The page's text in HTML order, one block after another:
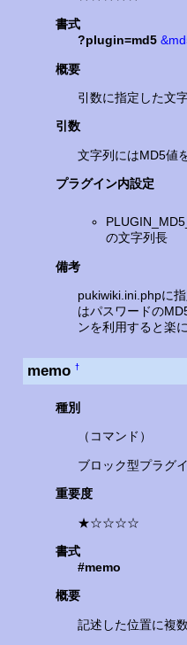
書式
?plugin=md5
概要
引数に指定した文
引数
文字列にはMD5値
プラグイン内設定
の文字列長
備考
pukiwiki.ini.phpに
はパスワードの
ンを利用すると楽
memo †
種別
（コマンド）
ブロック型プラグ
重要度
★☆☆☆☆
書式
#memo
概要
記述した位置に複